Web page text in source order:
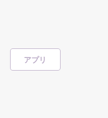
アプリ
人見知りだけど優しい無自覚
冴木澪-SaekiMio
#甘々 #溺愛
#いいねチャンス01